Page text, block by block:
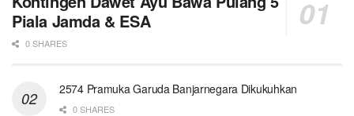
Piala Jamda & ESA
0 SHARES
2574 Pramuka Garuda Banjarnegara Dikukuhkan
0 SHARES